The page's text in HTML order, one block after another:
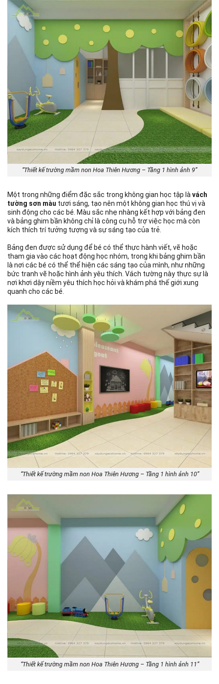
“Thiết kế trường mầm non Hoa Thiên Hương – Tầng 1 hình ảnh 9”
Một trong những điểm đặc sắc trong không gian học tập là vách
tường sơn màu tươi sáng, tạo nên một không gian học thú vị và
sinh động cho các bé. Màu sắc nhẹ nhàng kết hợp với bảng đen
và bảng ghim bần không chỉ là công cụ hỗ trợ việc học mà còn
kích thích trí tưởng tượng và sự sáng tạo của trẻ.
Bảng đen được sử dụng để bé có thể thực hành viết, vẽ hoặc
tham gia vào các hoạt động học nhóm, trong khi bảng ghim bần
là nơi các bé có thể thể hiện các sáng tạo của mình, như những
bức tranh vẽ hoặc hình ảnh yêu thích. Vách tường này thực sự là
nơi khơi dậy niềm yêu thích học hỏi và khám phá thế giới xung
quanh cho các bé.
“Thiết kế trường mầm non Hoa Thiên Hương – Tầng 1 hình ảnh 10”
“Thiết kế trường mầm non Hoa Thiên Hương – Tầng 1 hình ảnh 11”